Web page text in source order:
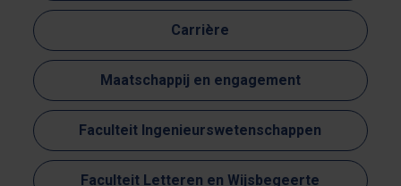
Carrière
Maatschappij en engagement
Faculteit Ingenieurswetenschappen
Faculteit Letteren en Wijsbegeerte